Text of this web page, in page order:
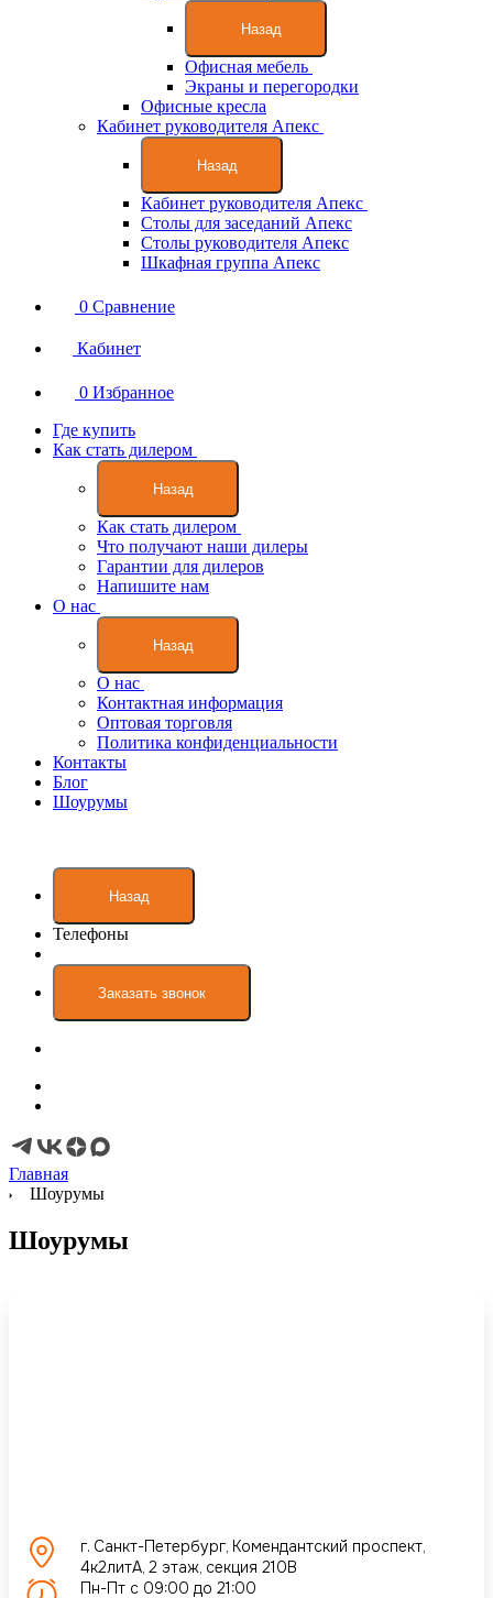
Назад
Офисная мебель
Экраны и перегородки
Офисные кресла
Кабинет руководителя Апекс
Назад
Кабинет руководителя Апекс
Столы для заседаний Апекс
Столы руководителя Апекс
Шкафная группа Апекс
0 Сравнение
Кабинет
0 Избранное
Где купить
Как стать дилером
Назад
Как стать дилером
Что получают наши дилеры
Гарантии для дилеров
Напишите нам
О нас
Назад
О нас
Контактная информация
Оптовая торговля
Политика конфиденциальности
Контакты
Блог
Шоурумы
Назад
Телефоны
Заказать звонок
Главная
Шоурумы
Шоурумы
г. Санкт-Петербург, Комендантский проспект,
4к2литА, 2 этаж, секция 210В
Пн-Пт с 09:00 до 21:00